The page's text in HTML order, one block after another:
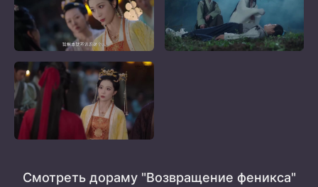
Смотреть дораму "Возвращение феникса"